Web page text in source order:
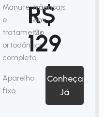
Manutenção
e
tratamento
ortodôntico
completo
Aparelho
fixo
R$
129
/mensais
em
12x
Conheça
Já